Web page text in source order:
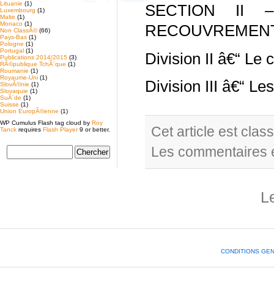
Lituanie (1)
Luxembourg (1)
Malte (1)
Monaco (1)
Non ClassÃ©(66)
Pays-Bas (1)
Pologne (1)
Portugal (1)
Publications 2014/2015 (3)
RÃ©publique TchÃ¨que (1)
Roumanie (1)
Royaume-Uni (1)
SlovÃ©nie (1)
Slovaquie (1)
SuÃ¨de (1)
Suisse (1)
Union EuropÃ©enne (1)
WP Cumulus Flash tag cloud by Roy
Tanck requires Flash Player9 or better.
SECTION II –
Division II â€“ Le
Division III â€“
Cet article est
Les commentaires
CONDITIONS